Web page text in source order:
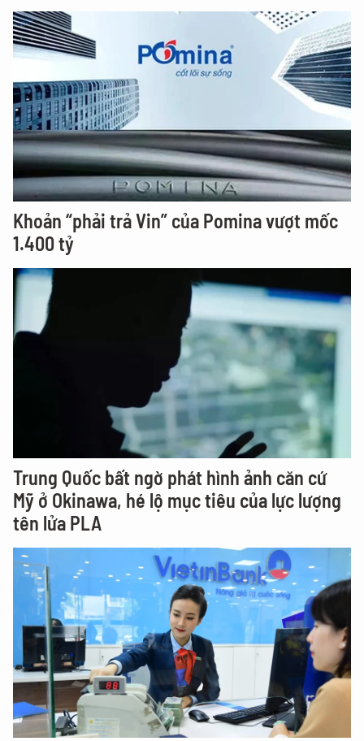
Khoản “phải trả Vin” của Pomina vượt mốc
1.400 tỷ
Trung Quốc bất ngờ phát hình ảnh căn cứ
Mỹ ở Okinawa, hé lộ mục tiêu của lực lượng
tên lửa PLA